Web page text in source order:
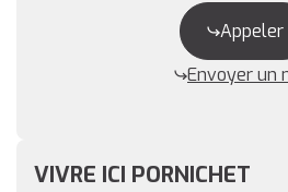
Appeler
Envoyer un
VIVRE ICI PORNICHET